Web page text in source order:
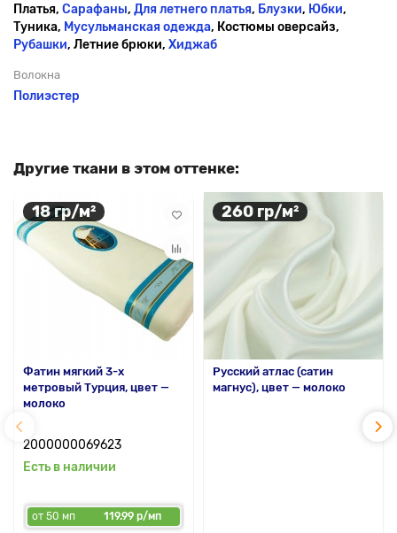
Платья, Сарафаны, Для летнего платья, Блузки, Юбки,
Туника, Мусульманская одежда, Костюмы оверсайз,
Рубашки, Летние брюки, Хиджаб
Волокна
Полиэстер
Другие ткани в этом оттенке:
18 гр/м²
Фатин мягкий 3-х
метровый Турция, цвет —
молоко
2000000069623
Есть в наличии
от 50 мп 119.99 р/мп
260 гр/м²
Русский атлас (сатин
магнус), цвет — молоко